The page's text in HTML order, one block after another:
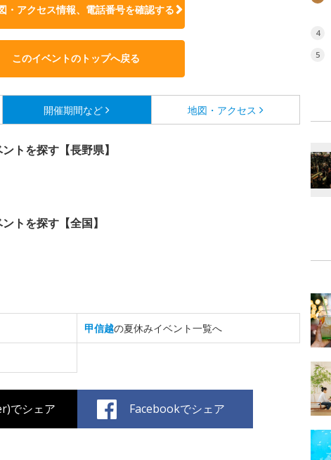
・アクセス情報、電話番号を確認する
このイベントのトップへ戻る
開催期間など 地図・アクセス
トを探す【長野県】
トを探す【全国】
甲信越の夏休みイベント一覧へ
でシェア Facebookでシェア
4
5